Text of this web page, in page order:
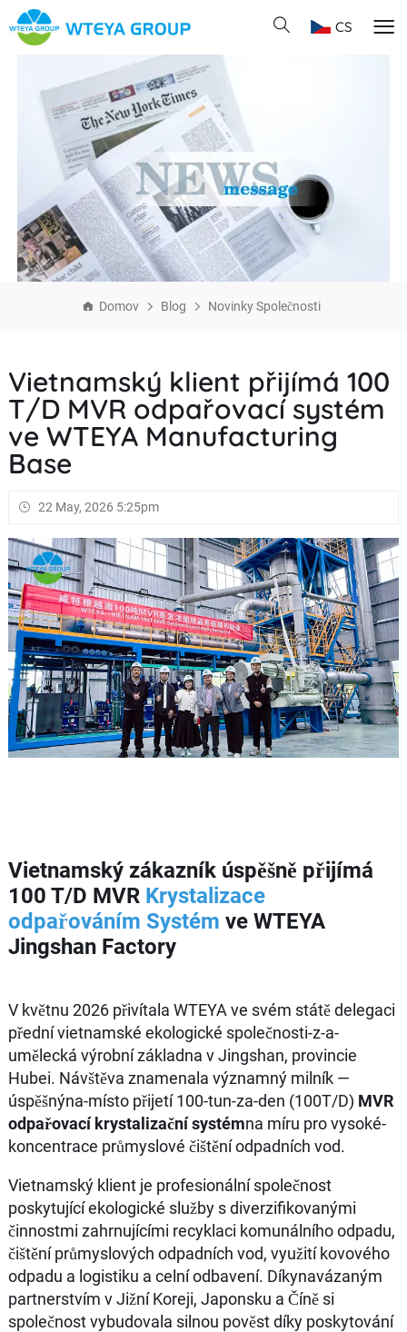
CS
Domov Blog Novinky Společnosti
Vietnamský klient přijímá 100
T/D MVR odpařovací systém
ve WTEYA Manufacturing
Base
22 May, 2026 5:25pm
Vietnamský zákazník úspěšně přijímá
100 T/D MVR Krystalizace
odpařováním Systém ve WTEYA
Jingshan Factory
V květnu 2026 přivítala WTEYA ve svém státě delegaci
přední vietnamské ekologické společnosti-z-a-
umělecká výrobní základna v Jingshan, provincie
Hubei. Návštěva znamenala významný milník —
úspěšnýna-místo přijetí 100-tun-za-den (100T/D) MVR
odpařovací krystalizační systémna míru pro vysoké-
koncentrace průmyslové čištění odpadních vod.
Vietnamský klient je profesionální společnost
poskytující ekologické služby s diverzifikovanými
činnostmi zahrnujícími recyklaci komunálního odpadu,
čištění průmyslových odpadních vod, využití kovového
odpadu a logistiku a celní odbavení. Díkynavázaným
partnerstvím v Jižní Koreji, Japonsku a Číně si
společnost vybudovala silnou pověst díky poskytování